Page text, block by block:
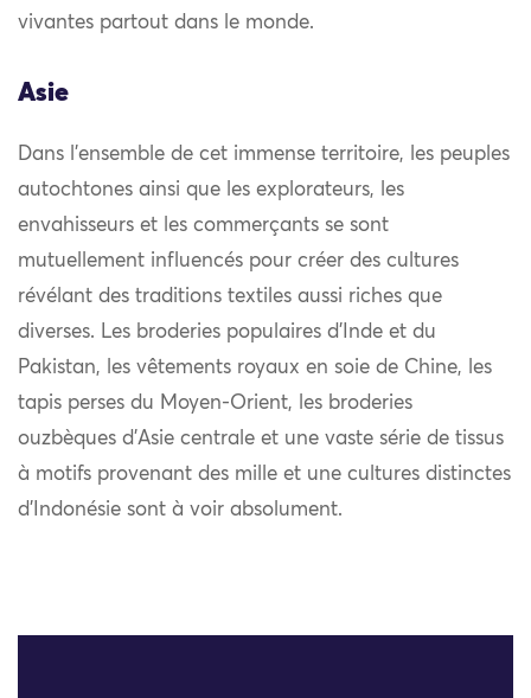
vivantes partout dans le monde.
Asie
Dans l’ensemble de cet immense territoire, les peuples
autochtones ainsi que les explorateurs, les
envahisseurs et les commerçants se sont
mutuellement influencés pour créer des cultures
révélant des traditions textiles aussi riches que
diverses. Les broderies populaires d’Inde et du
Pakistan, les vêtements royaux en soie de Chine, les
tapis perses du Moyen-Orient, les broderies
ouzbèques d’Asie centrale et une vaste série de tissus
à motifs provenant des mille et une cultures distinctes
d’Indonésie sont à voir absolument.